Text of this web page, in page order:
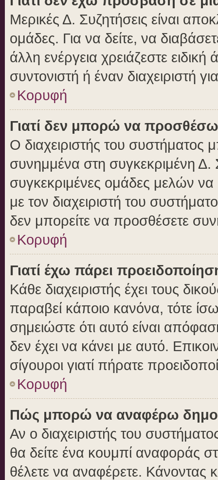
Μερικές Δ. Συζητήσεις είναι
ομάδες. Για να δείτε, να
άλλη ενέργεια χρειάζεστε
συντονιστή ή έναν διαχειριστή
Κορυφή
Γιατί δεν μπορώ να
Ο διαχειριστής του συστήματος
συνημμένα στη συγκεκριμένη
συγκεκριμένες ομάδες μελών
με τον διαχειριστή του
δεν μπορείτε να προσθέσετε
Κορυφή
Γιατί έχω πάρει
Κάθε διαχειριστής έχει τους
παραβεί κάποιο κανόνα, τότε
σημειώστε ότι αυτό είναι
δεν έχει να κάνει με αυτό.
σίγουροι γιατί πήρατε
Κορυφή
Πώς μπορώ να αναφέρω
Αν ο διαχειριστής του
θα δείτε ένα κουμπί αναφοράς
θέλετε να αναφέρετε. Κάνοντας